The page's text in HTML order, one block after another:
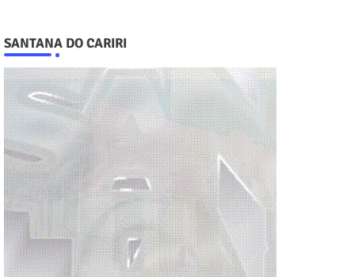
SANTANA DO CARIRI